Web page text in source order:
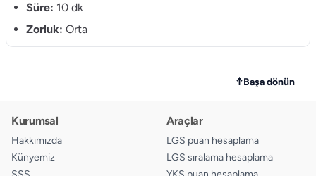
Süre: 10 dk
Zorluk: Orta
↑Başa dönün
Kurumsal
Hakkımızda
Künyemiz
Araçlar
LGS puan hesaplama
LGS sıralama hesaplama